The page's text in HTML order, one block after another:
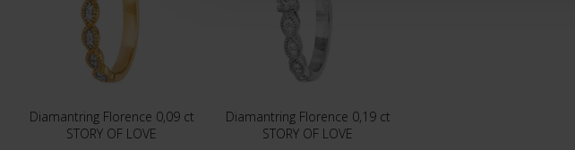
Diamantring Florence 0,09 ct
STORY OF LOVE
Diamantring Florence 0,19 ct
STORY OF LOVE